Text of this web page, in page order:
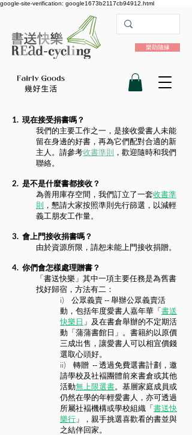
google-site-verification: google1673b2117cb94912.html
樂助隨緣
1. 現在接受捐書嗎？
我們的主要工作之一，是接收愛書人未能
留在身邊的好書，再為它們配對合適的新
主人。請參考收書準則 ，歡迎隨時和我們
聯絡。
2. 是不是什麼書都接收？
​為善用庫存空間，我們訂立了一套收書準
則 ，懇請大家按照準則先行篩選，以減輕
義工朋友工作量。
3. 會上門接收捐書嗎？
​由於資源所限，請恕未能上門接收捐贈。
4. 你們會怎樣處理贈書？
「書送快樂」其中一項主要任務是為舊書
找好歸宿，方法有二：
i) 公眾義賣 -- 舉辦公眾義賣活
動，包括年度愛書人嘉年華「書送
快樂日 」及在書倉舉辦的不定期活
動「蒲蒲書館日」。書籍約以原價
三成出售，讓愛書人可以相宜價錢
選取心頭好。
ii) 轉贈 -- 透過免費選書計劃，邀
請學校及社褔團體前來書倉或其他
活動無上限選書。基層家庭成員或
仍然在學的年輕愛書人，亦可透過
所屬社褔機構或學校組織「書送快
樂行 」，親手挑選喜歡看的書並與
之結伴回家。